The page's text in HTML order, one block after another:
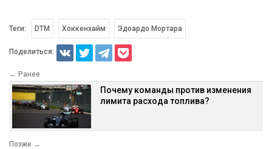
Теги: DTM Хоккенхайм Эдоардо Мортара
Поделиться:
← Ранее
Почему команды против изменения
лимита расхода топлива?
Позже →